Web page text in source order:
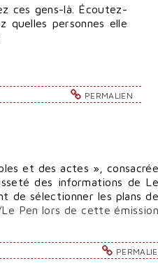
PERMALIEN
ces gens-là. Écoutez-
personnes elle
et des actes », consacrée
des informations de Le
de sélectionner les plans de
Pen lors de cette émission